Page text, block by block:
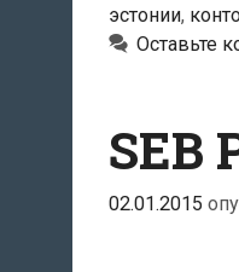
эстонии,
Оставьте
SEB
02.01.2015